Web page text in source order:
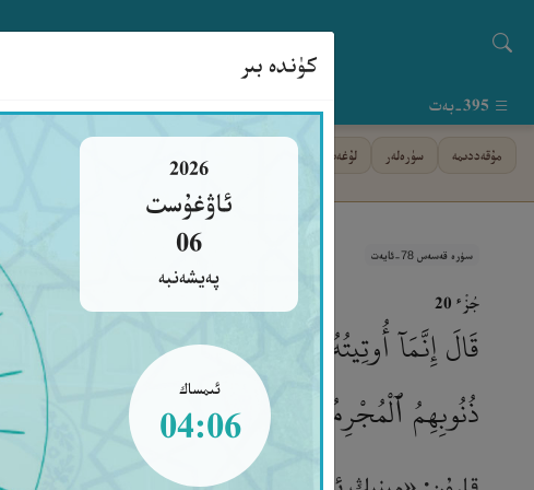
كۈندە بىر
2026
ئاۋغۇست
06
پەيشەنبە
ئىمساك
04:06
مۇقەددىمە سۈرەلەر لۇغەت
سۈرە قەسەس 78-ئايەت
جُزْء ٢٠
قَالَ إِنَّمَآ أُوتِيتُهُۥ عَلَىٰ عِلْمٍ عِندِىٓ ۚ أَوَلَمْ يَعْلَمْ
ذُنُوبِهِمُ ٱلْمُجْرِمُونَ